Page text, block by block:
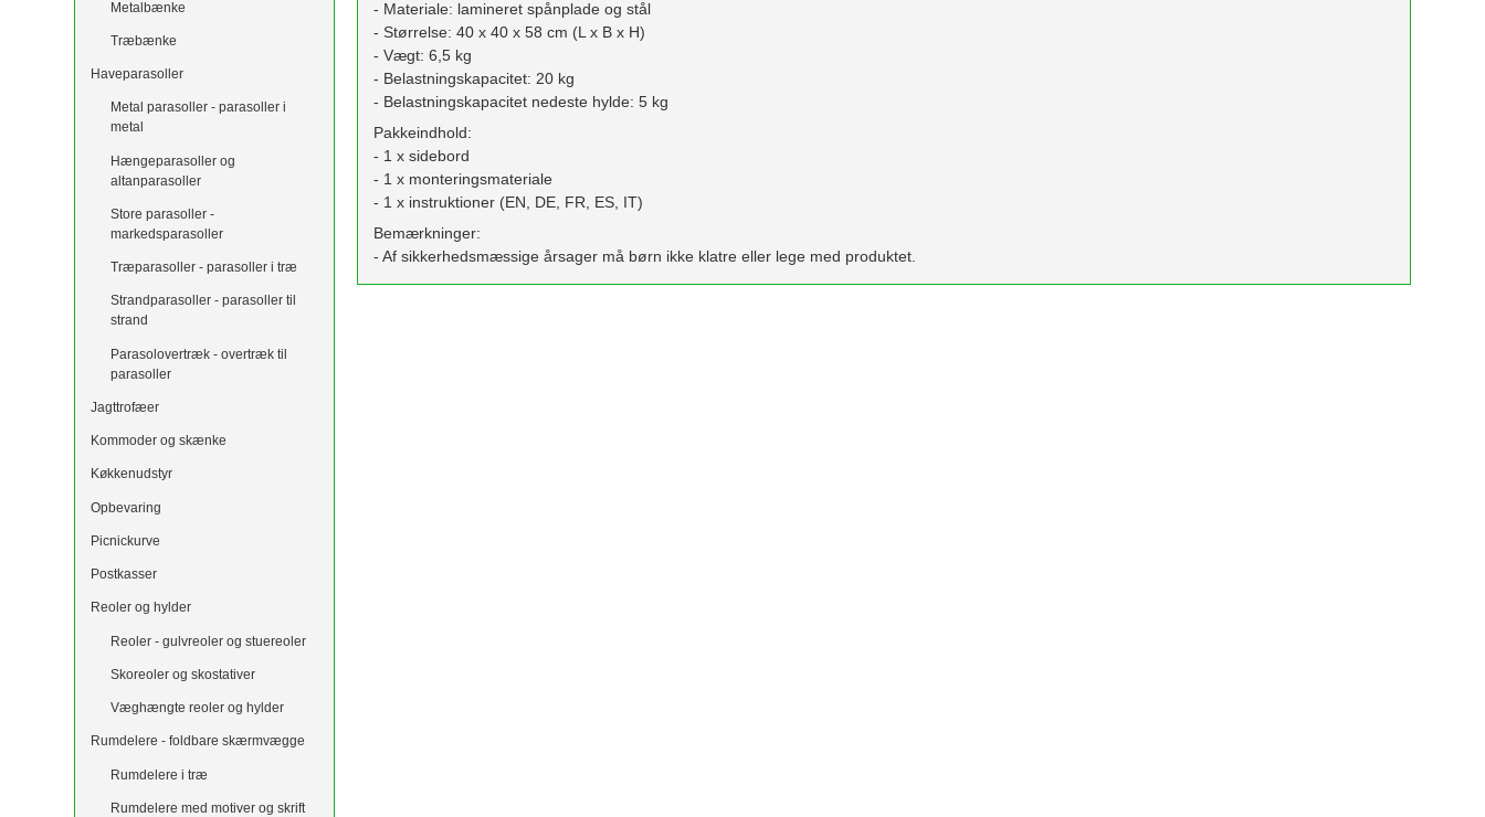
Metalbænke
Træbænke
Haveparasoller
Metal parasoller - parasoller i
metal
Hængeparasoller og
altanparasoller
Store parasoller -
markedsparasoller
Træparasoller - parasoller i træ
Strandparasoller - parasoller til
strand
Parasolovertræk - overtræk til
parasoller
Jagttrofæer
Kommoder og skænke
Køkkenudstyr
Opbevaring
Picnickurve
Postkasser
Reoler og hylder
Reoler - gulvreoler og stuereoler
Skoreoler og skostativer
Væghængte reoler og hylder
Rumdelere - foldbare skærmvægge
Rumdelere i træ
Rumdelere med motiver og skrift
- Materiale: lamineret spånplade og stål
- Størrelse: 40 x 40 x 58 cm (L x B x H)
- Vægt: 6,5 kg
- Belastningskapacitet: 20 kg
- Belastningskapacitet nedeste hylde: 5 kg
Pakkeindhold:
- 1 x sidebord
- 1 x monteringsmateriale
- 1 x instruktioner (EN, DE, FR, ES, IT)
Bemærkninger:
- Af sikkerhedsmæssige årsager må børn ikke klatre eller lege med produktet.